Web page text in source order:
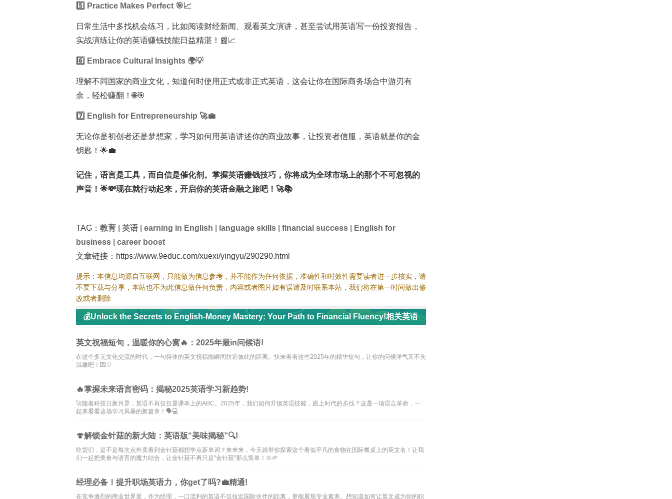
5️⃣ Practice Makes Perfect 🎯📈
日常生活中多找机会练习，比如阅读财经新闻、观看英文演讲，甚至尝试用英语写一份投资报告，
实战演练让你的英语赚钱技能日益精湛！📰📈
6️⃣ Embrace Cultural Insights 🌍💡
理解不同国家的商业文化，知道何时使用正式或非正式英语，这会让你在国际商务场合中游刃有
余，轻松赚翻！🌐🎯
7️⃣ English for Entrepreneurship 🚀💼
无论你是初创者还是梦想家， 学习如何用英语讲述你的商业故事，让投资者信服，英语就是你的金
钥匙！🌟💼
记住，语言是工具，而自信是催化剂。掌握英语赚钱技巧，你将成为全球市场上的那个不可忽视的
声音！🌟💸现在就行动起来，开启你的英语金融之旅吧！🚀📚
TAG： 教育 英语 earning in English language skills financial success
English for
business
career boost
文章链接：https://www.9educ.com/xuexi/yingyu/290290.html
提示：本信息均源自互联网，只能做为信息参考，并不能作为任何依据，准确性和时效性需要读者进一步核实，请
不要下载与分享，本站也不为此信息做任何负责，内容或者图片如有误请及时联系本站，我们将在第一时间做出修
改或者删除
💰Unlock the Secrets to English-Money Mastery: Your Path to Financial Fluency!相关英语
英文祝福短句，温暖你的心窝🔥：2025年最in问候语!
在这个多元文化交流的时代，一句得体的英文祝福能瞬间拉近彼此的距离。快来看看这些2025年的精华短句，让你的问候洋气又不失
温馨吧！💌🎈
🔥掌握未来语言密码：揭秘2025英语学习新趋势!
🚀随着科技日新月异，英语不再仅仅是课本上的ABC。2025年，我们如何升级英语技能，跟上时代的步伐？这是一场语言革命，一
起来看看这场学习风暴的新篇章！🗣️💻
🍄解锁金针菇的新大陆：英语版“美味揭秘”🔍!
吃货们，是不是每次点外卖看到金针菇都想学点新单词？来来来，今天就带你探索这个看似平凡的食物在国际餐桌上的英文名！让我
们一起把美食与语言的魔力结合，让金针菇不再只是"金针菇"那么简单！🍲🌱
经理必备！提升职场英语力，你get了吗?💼精通!
在竞争激烈的商业世界里，作为经理，一口流利的英语不仅拉近国际伙伴的距离，更能展现专业素养。想知道如何让英文成为你的职